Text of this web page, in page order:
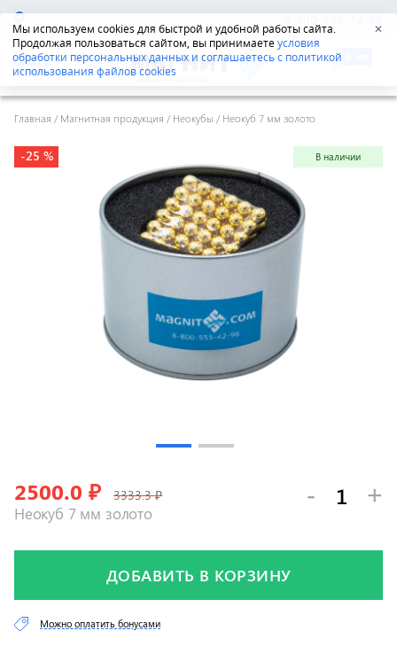
Мы используем cookies для быстрой и удобной работы сайта.
Продолжая пользоваться сайтом, вы принимаетеусловия
обработки персональных данных и соглашаетесь с политикой
использования файлов cookies
✕
Екатеринбург 8-800-555-42-96
Главная /Магнитная продукция /Неокубы /Неокуб 7 мм золото
-25 % В наличии
Неокуб 7 мм золото
2500.0 ₽ 3333.3 ₽ - +
ДОБАВИТЬ В КОРЗИНУ
Можно оплатить бонусами